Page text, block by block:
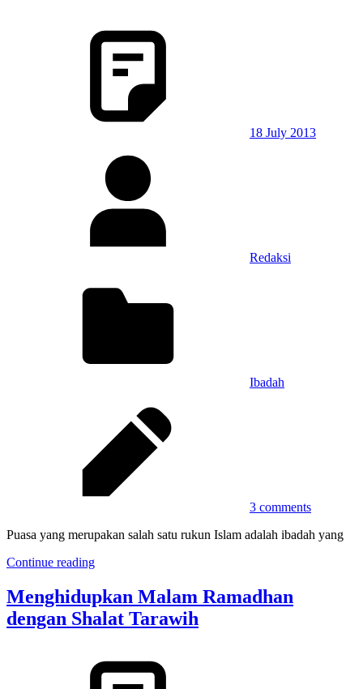
18 July 2013
Redaksi
Ibadah
3 comments
Puasa yang merupakan salah satu rukun Islam adalah ibadah yang
Continue reading
Menghidupkan Malam Ramadhan
dengan Shalat Tarawih